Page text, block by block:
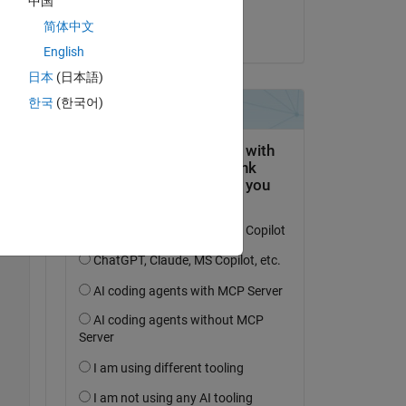
le 5 Nov 2025
简体中文
English
日本 (日本語)
한국 (한국어)